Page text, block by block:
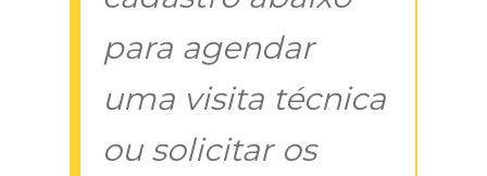
para agendar
uma visita técnica
ou solicitar os